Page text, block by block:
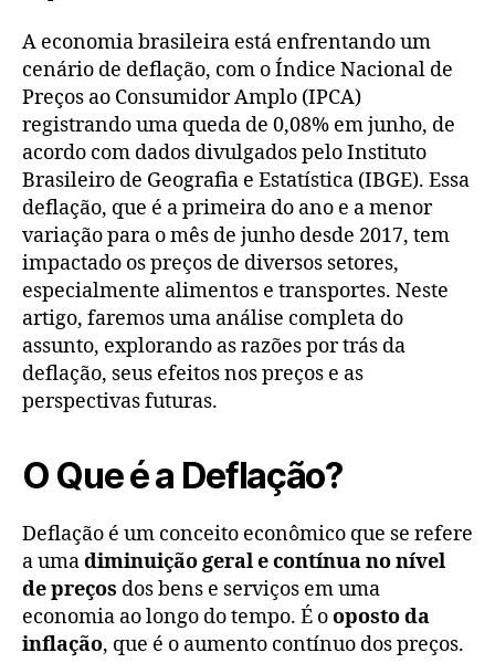
A economia brasileira está enfrentando um
cenário de deflação, com o Índice Nacional de
Preços ao Consumidor Amplo (IPCA)
registrando uma queda de 0,08% em junho, de
acordo com dados divulgados pelo Instituto
Brasileiro de Geografia e Estatística (IBGE). Essa
deflação, que é a primeira do ano e a menor
variação para o mês de junho desde 2017, tem
impactado os preços de diversos setores,
especialmente alimentos e transportes. Neste
artigo, faremos uma análise completa do
assunto, explorando as razões por trás da
deflação, seus efeitos nos preços e as
perspectivas futuras.
O Que é a Deflação?
Deflação é um conceito econômico que se refere
a umadiminuição geral e contínua no nível
de preços dos bens e serviços em uma
economia ao longo do tempo. É ooposto da
inflação, que é o aumento contínuo dos preços.